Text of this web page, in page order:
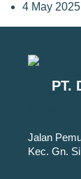
4 May 2025
PT.
Jalan
Kec. Gn.